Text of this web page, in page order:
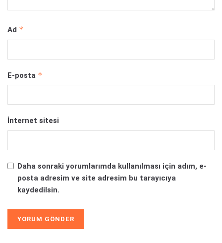
Ad *
E-posta *
İnternet sitesi
Daha sonraki yorumlarımda kullanılması için adım, e-
posta adresim ve site adresim bu tarayıcıya
kaydedilsin.